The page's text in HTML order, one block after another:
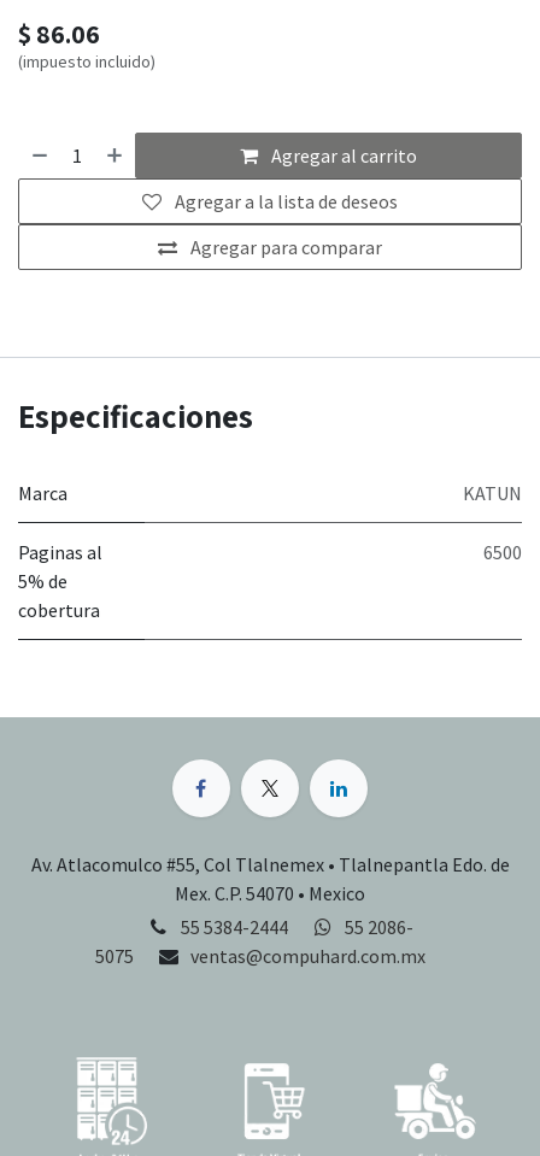
$ 86.06
(impuesto incluido)
Agregar al carrito
Agregar para comparar
Agregar a la lista de deseos
Especificaciones
Marca KATUN
Paginas al
5% de
cobertura
6500
Av. Atlacomulco #55, Col Tlalnemex • Tlalnepantla Edo. de
Mex. C.P. 54070 • Mexico
55 5384-2444
55 2086-
5075
ventas@compuhard.com.mx